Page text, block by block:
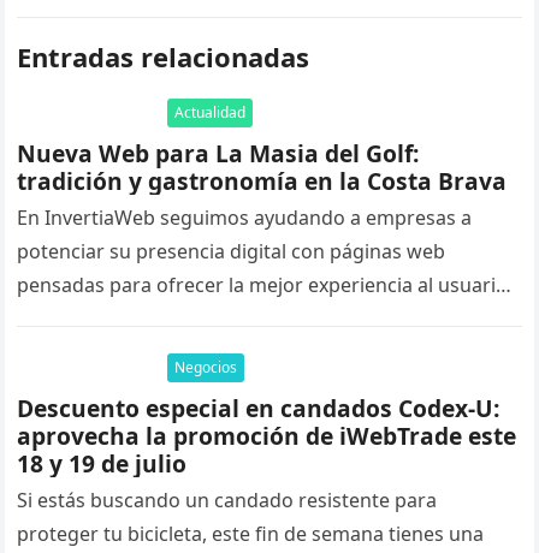
Entradas relacionadas
Actualidad
Nueva Web para La Masia del Golf:
tradición y gastronomía en la Costa Brava
En InvertiaWeb seguimos ayudando a empresas a
potenciar su presencia digital con páginas web
pensadas para ofrecer la mejor experiencia al usuario
Negocios
Descuento especial en candados Codex-U:
aprovecha la promoción de iWebTrade este
18 y 19 de julio
Si estás buscando un candado resistente para
proteger tu bicicleta, este fin de semana tienes una